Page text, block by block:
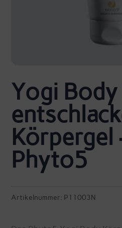
Yogi Body
Körpergel
Phyto5
Artikelnummer: P11003N